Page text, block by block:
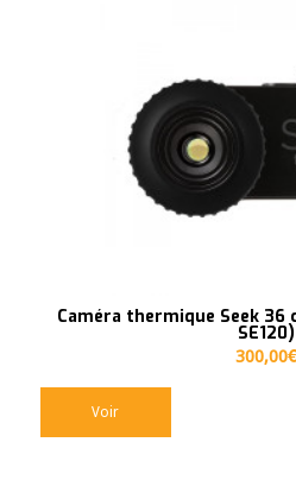
Caméra thermique Seek
SE120)
300,00€
Voir